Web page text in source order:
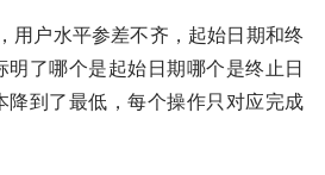
用户水平参差不齐，起始日期和终
明了哪个是起始日期哪个是终止日
降到了最低，每个操作只对应完成